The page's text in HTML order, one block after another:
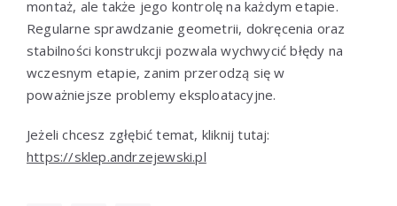
montaż, ale także jego kontrolę na każdym etapie.
Regularne sprawdzanie geometrii, dokręcenia oraz
stabilności konstrukcji pozwala wychwycić błędy na
wczesnym etapie, zanim przerodzą się w
poważniejsze problemy eksploatacyjne.
Jeżeli chcesz zgłębić temat, kliknij tutaj:
https://sklep.andrzejewski.pl